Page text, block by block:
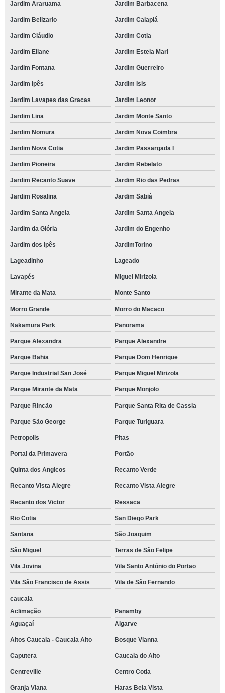
Jardim Araruama Jardim Barbacena
Jardim Belizario Jardim Caiapiá
Jardim Cláudio Jardim Cotia
Jardim Eliane Jardim Estela Mari
Jardim Fontana Jardim Guerreiro
Jardim Ipês Jardim Isis
Jardim Lavapes das Gracas Jardim Leonor
Jardim Lina Jardim Monte Santo
Jardim Nomura Jardim Nova Coimbra
Jardim Nova Cotia Jardim Passargada I
Jardim Pioneira Jardim Rebelato
Jardim Recanto Suave Jardim Rio das Pedras
Jardim Rosalina Jardim Sabiá
Jardim Santa Angela Jardim Santa Angela
Jardim da Glória Jardim do Engenho
Jardim dos Ipês JardimTorino
Lageadinho Lageado
Lavapés Miguel Mirizola
Mirante da Mata Monte Santo
Morro Grande Morro do Macaco
Nakamura Park Panorama
Parque Alexandra Parque Alexandre
Parque Bahia Parque Dom Henrique
Parque Industrial San José Parque Miguel Mirizola
Parque Mirante da Mata Parque Monjolo
Parque Rincão Parque Santa Rita de Cassia
Parque São George Parque Turiguara
Petropolis Pitas
Portal da Primavera Portão
Quinta dos Angicos Recanto Verde
Recanto Vista Alegre Recanto Vista Alegre
Recanto dos Victor Ressaca
Rio Cotia San Diego Park
Santana São Joaquim
São Miguel Terras de São Felipe
Vila Jovina Vila Santo Antônio do Portao
Vila São Francisco de Assis Vila de São Fernando
caucaia
Aclimação
Panamby
Aguaçaí
Algarve
Altos Caucaia - Caucaia Alto Bosque Vianna
Caputera Caucaia do Alto
Centreville Centro Cotia
Granja Viana Haras Bela Vista